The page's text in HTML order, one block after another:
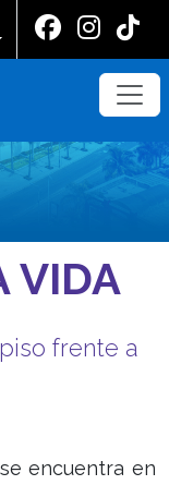
VIDA
frente a
encuentra en